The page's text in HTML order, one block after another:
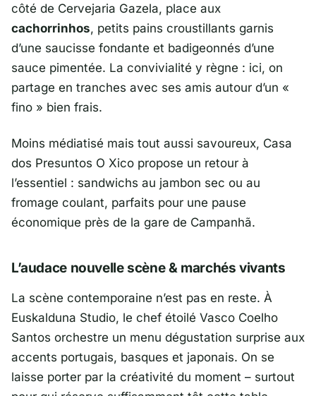
côté de Cervejaria Gazela, place aux
cachorrinhos, petits pains croustillants garnis
d’une saucisse fondante et badigeonnés d’une
sauce pimentée. La convivialité y règne : ici, on
partage en tranches avec ses amis autour d’un «
fino » bien frais.
Moins médiatisé mais tout aussi savoureux, Casa
dos Presuntos O Xico propose un retour à
l’essentiel : sandwichs au jambon sec ou au
fromage coulant, parfaits pour une pause
économique près de la gare de Campanhã.
L’audace nouvelle scène & marchés vivants
La scène contemporaine n’est pas en reste. À
Euskalduna Studio, le chef étoilé Vasco Coelho
Santos orchestre un menu dégustation surprise aux
accents portugais, basques et japonais. On se
laisse porter par la créativité du moment – surtout